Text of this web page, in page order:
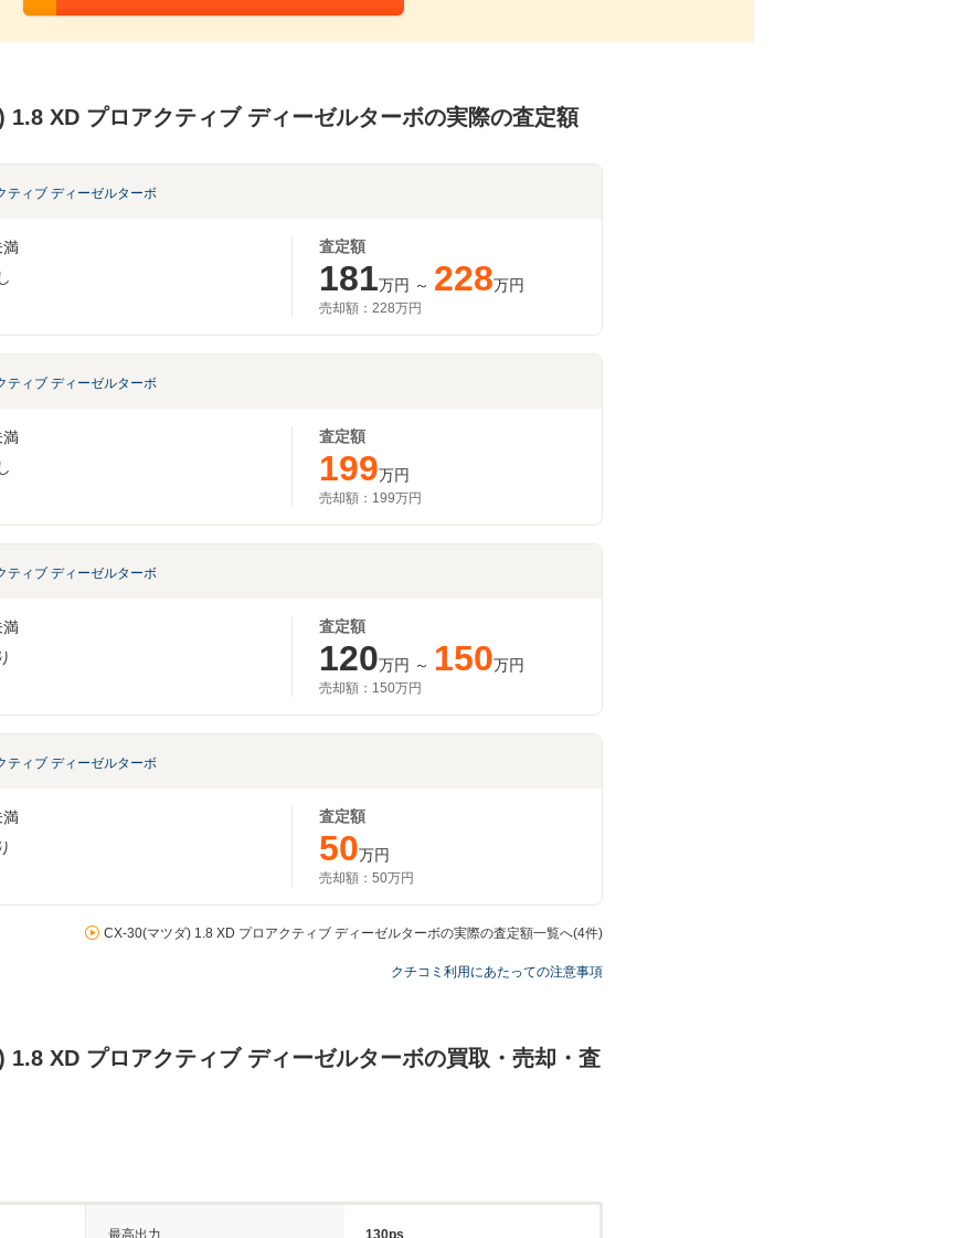
1.8 XD プロアクティブ ディーゼルターボの実際の査定額
ティブ ディーゼルターボ
査定額
181万円 ～ 228万円
売却額： 228万円
ティブ ディーゼルターボ
査定額
199万円
売却額： 199万円
ティブ ディーゼルターボ
査定額
120万円 ～ 150万円
売却額： 150万円
ティブ ディーゼルターボ
査定額
50万円
売却額： 50万円
CX-30(マツダ) 1.8 XD プロアクティブ ディーゼルターボの実際の査定額一覧へ(4件)
クチコミ利用にあたっての注意事項
1.8 XD プロアクティブ ディーゼルターボの買取・売却・査
最高出力 130ps